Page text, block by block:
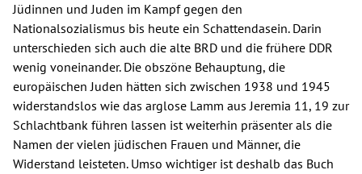
Jüdinnen und Juden im Kampf gegen den
Nationalsozialismus bis heute ein Schattendasein. Darin
unterschieden sich auch die alte BRD und die frühere DDR
wenig voneinander. Die obszöne Behauptung, die
europäischen Juden hätten sich zwischen 1938 und 1945
widerstandslos wie das arglose Lamm aus Jeremia 11, 19 zur
Schlachtbank führen lassen ist weiterhin präsenter als die
Namen der vielen jüdischen Frauen und Männer, die
Widerstand leisteten. Umso wichtiger ist deshalb das Buch